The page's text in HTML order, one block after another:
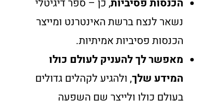
הכנסות פסיביות, כן – ספר דיגיטלי
נשאר לנצח ברשת האינטרנט ומייצר
הכנסות פסיביות אמיתיות.
מאפשר לך להעניק לעולם כולו
המידע שלך, ולהגיע לקהלים גדולים
בעולם כולו ולייצר שם השפעה